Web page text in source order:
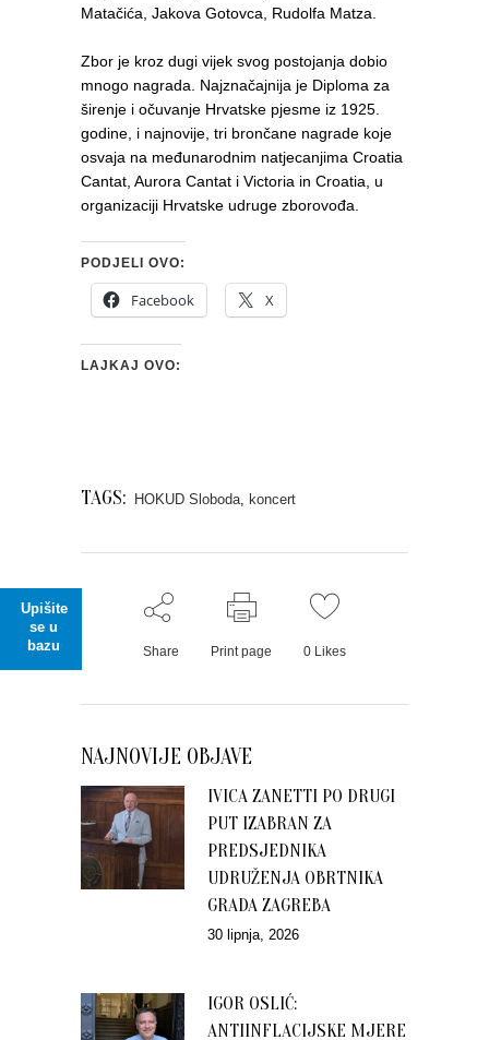
Upišite
se u
bazu
Matačića, Jakova Gotovca, Rudolfa Matza.
Zbor je kroz dugi vijek svog postojanja dobio
mnogo nagrada. Najznačajnija je Diploma za
širenje i očuvanje Hrvatske pjesme iz 1925.
godine, i najnovije, tri brončane nagrade koje
osvaja na međunarodnim natjecanjima Croatia
Cantat, Aurora Cantat i Victoria in Croatia, u
organizaciji Hrvatske udruge zborovođa.
PODJELI OVO:
Facebook X
LAJKAJ OVO:
TAGS: HOKUD Sloboda, koncert
Share Print page 0 Likes
NAJNOVIJE OBJAVE
IVICA ZANETTI PO DRUGI
PUT IZABRAN ZA
PREDSJEDNIKA
UDRUŽENJA OBRTNIKA
GRADA ZAGREBA
30 lipnja, 2026
IGOR OSLIĆ:
ANTIINFLACIJSKE MJERE